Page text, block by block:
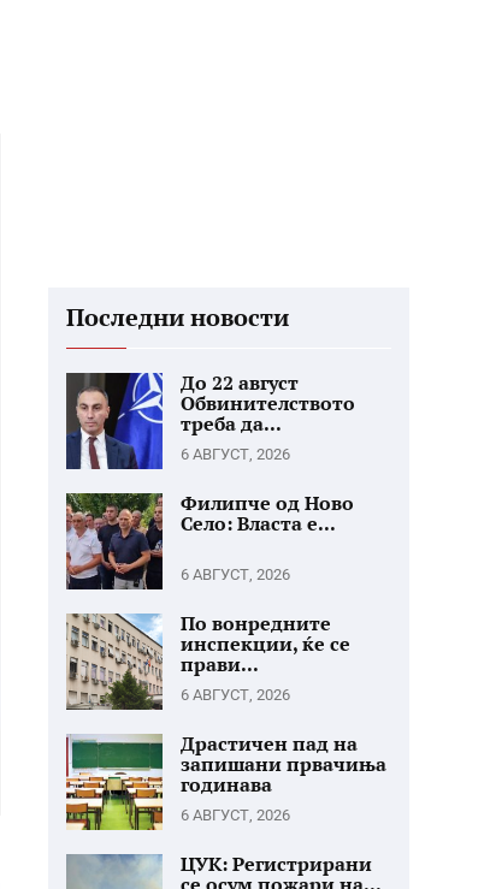
Последни новости
До 22 август
Обвинителството
треба да...
6 АВГУСТ, 2026
Филипче од Ново
Село: Власта е...
6 АВГУСТ, 2026
По вонредните
инспекции, ќе се
прави...
6 АВГУСТ, 2026
Драстичен пад на
запишани првачиња
годинава
6 АВГУСТ, 2026
ЦУК: Регистрирани